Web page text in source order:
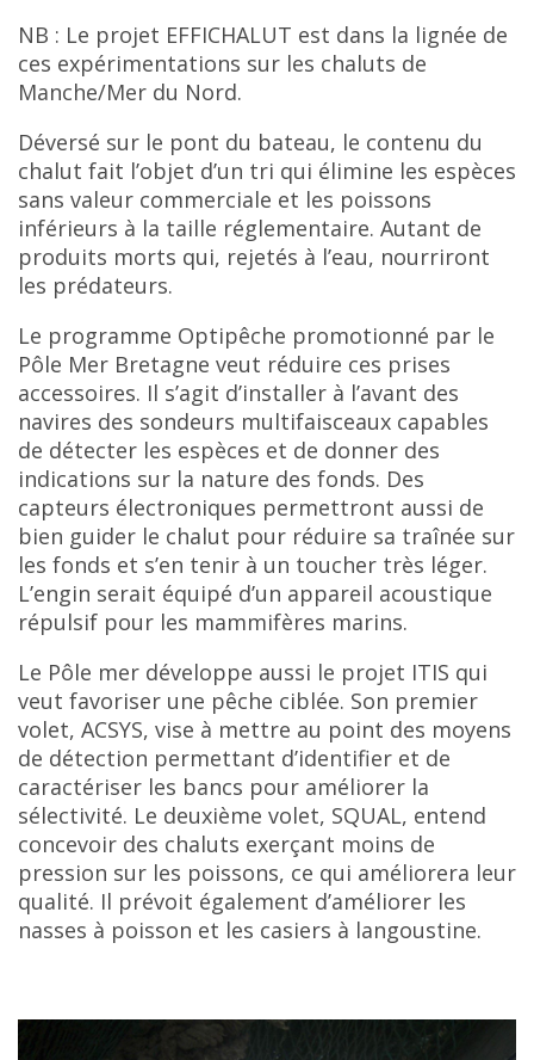
NB : Le projet EFFICHALUT est dans la lignée de
ces expérimentations sur les chaluts de
Manche/Mer du Nord.
Déversé sur le pont du bateau, le contenu du
chalut fait l’objet d’un tri qui élimine les espèces
sans valeur commerciale et les poissons
inférieurs à la taille réglementaire. Autant de
produits morts qui, rejetés à l’eau, nourriront
les prédateurs.
Le programme Optipêche promotionné par le
Pôle Mer Bretagne veut réduire ces prises
accessoires. Il s’agit d’installer à l’avant des
navires des sondeurs multifaisceaux capables
de détecter les espèces et de donner des
indications sur la nature des fonds. Des
capteurs électroniques permettront aussi de
bien guider le chalut pour réduire sa traînée sur
les fonds et s’en tenir à un toucher très léger.
L’engin serait équipé d’un appareil acoustique
répulsif pour les mammifères marins.
Le Pôle mer développe aussi le projet ITIS qui
veut favoriser une pêche ciblée. Son premier
volet, ACSYS, vise à mettre au point des moyens
de détection permettant d’identifier et de
caractériser les bancs pour améliorer la
sélectivité. Le deuxième volet, SQUAL, entend
concevoir des chaluts exerçant moins de
pression sur les poissons, ce qui améliorera leur
qualité. Il prévoit également d’améliorer les
nasses à poisson et les casiers à langoustine.